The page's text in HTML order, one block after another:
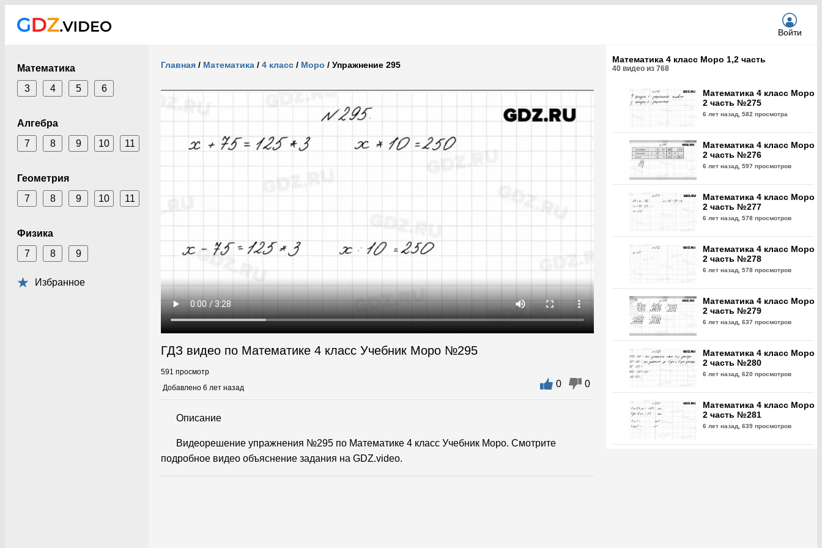
Войти
Математика
3
4 5 6
Алгебра
7
8 9 10 11
Геометрия
7
8 9 10 11
Физика
7
8 9
Избранное
Главная / Математика / 4 класс / Моро / Упражнение 295
ГДЗ видео по Математике 4 класс Учебник Моро №295
591 просмотр
Добавлено 6 лет назад
0 0
Описание
Видеорешение упражнения №295 по Математике 4 класс Учебник Моро. Смотрите
подробное видео объяснение задания на GDZ.video.
Математика 4 класс Моро 1,2 часть
40 видео из 768
Математика 4 класс Моро
2 часть №275
6 лет назад, 582 просмотра
Математика 4 класс Моро
2 часть №276
6 лет назад, 597 просмотров
Математика 4 класс Моро
2 часть №277
6 лет назад, 578 просмотров
Математика 4 класс Моро
2 часть №278
6 лет назад, 578 просмотров
Математика 4 класс Моро
2 часть №279
6 лет назад, 637 просмотров
Математика 4 класс Моро
2 часть №280
6 лет назад, 620 просмотров
Математика 4 класс Моро
2 часть №281
6 лет назад, 639 просмотров